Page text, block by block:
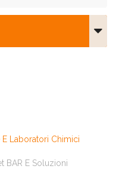
Laboratori Chimici
BAR E Soluzioni